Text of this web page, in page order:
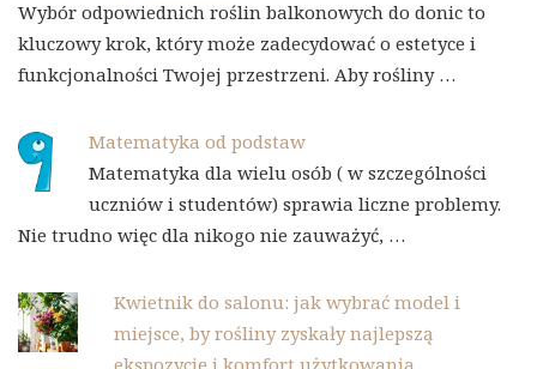
Wybór odpowiednich roślin balkonowych do donic to
kluczowy krok, który może zadecydować o estetyce i
funkcjonalności Twojej przestrzeni. Aby rośliny …
Matematyka od podstaw
Matematyka dla wielu osób ( w szczególności
uczniów i studentów) sprawia liczne problemy.
Nie trudno więc dla nikogo nie zauważyć, …
Kwietnik do salonu: jak wybrać model i
miejsce, by rośliny zyskały najlepszą